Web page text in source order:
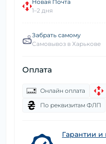
Новая Почта
1–2 дня
Забрать самому
Самовывоз в Харькове
Оплата
Онлайн оплата
По реквизитам ФЛП
Гарантии и